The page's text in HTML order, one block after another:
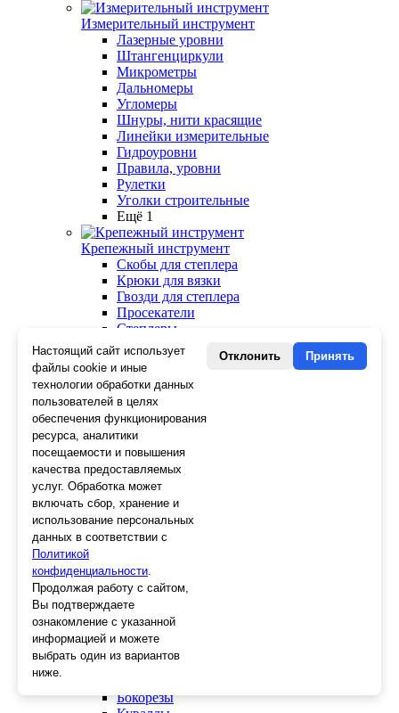
Измерительный инструмент
Лазерные уровни
Штангенциркули
Микрометры
Дальномеры
Угломеры
Шнуры, нити красящие
Линейки измерительные
Гидроуровни
Правила, уровни
Рулетки
Уголки строительные
Ещё 1
Крепежный инструмент
Скобы для степлера
Крюки для вязки
Гвозди для степлера
Просекатели
Степлеры
Отделочный инструмент
Клеевые пистолеты и стержни
СВП, крестики, клинья
Средства защиты
Скребки
Ножи
Лезвия
Лента малярная, скотч
Стеклорезы
Плиткорезы
Пистолеты для герметика и пены
Стеклоткань, серпянка
Ещё 2
Слесарный инструмент
Болторезы
Круглогубцы
Бокорезы
Настоящий сайт использует
файлы cookie и иные
технологии обработки данных
пользователей в целях
обеспечения функционирования
ресурса, аналитики
посещаемости и повышения
качества предоставляемых
услуг. Обработка может
включать сбор, хранение и
использование персональных
данных в соответствии с
Политикой
конфиденциальности.
Продолжая работу с сайтом,
Вы подтверждаете
ознакомление с указанной
информацией и можете
выбрать один из вариантов
ниже.
Отклонить Принять